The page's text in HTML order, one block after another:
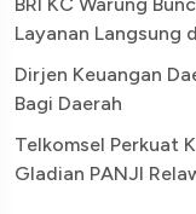
Layanan Langsung
Dirjen Keuangan
Bagi Daerah
Telkomsel Perkuat
Gladian PANJI